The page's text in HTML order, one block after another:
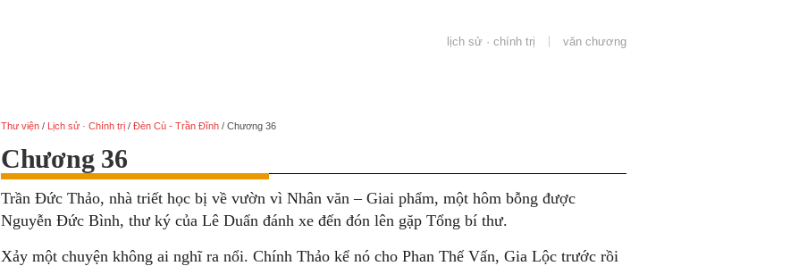
lịch sử · chính trị văn chương
Thư viện / Lịch sử · Chính trị / Đèn Cù - Trần Đĩnh / Chương 36
Chương 36
Trần Đức Thảo, nhà triết học bị về vườn vì Nhân văn – Giai phẩm, một hôm bỗng được
Nguyễn Đức Bình, thư ký của Lê Duẩn đánh xe đến đón lên gặp Tổng bí thư.
Xảy một chuyện không ai nghĩ ra nổi. Chính Thảo kể nó cho Phan Thế Vấn, Gia Lộc trước rồi